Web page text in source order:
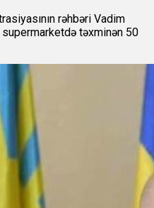
rəhbəri Vadim
təxminən 50